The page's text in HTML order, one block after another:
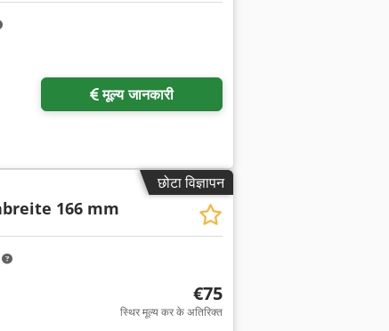
मूल्य जानकारी
छोटा विज्ञापन
166 mm
€75
स्थिर मूल्य कर के अतिरिक्त